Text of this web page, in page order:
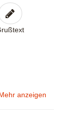
anzeigen